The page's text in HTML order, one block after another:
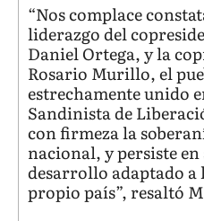
“Nos complace
liderazgo del
Daniel Ortega, y la
Rosario Murillo, el
estrechamente unido
Sandinista de
con firmeza la
nacional, y persiste
desarrollo adaptado a
propio país”, resaltó